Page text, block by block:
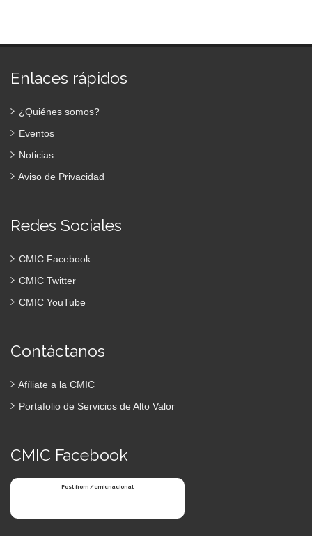
Enlaces rápidos
¿Quiénes somos?
Eventos
Noticias
Aviso de Privacidad
Redes Sociales
CMIC Facebook
CMIC Twitter
CMIC YouTube
Contáctanos
Afíliate a la CMIC
Portafolio de Servicios de Alto Valor
CMIC Facebook
Post from /cmicnacional